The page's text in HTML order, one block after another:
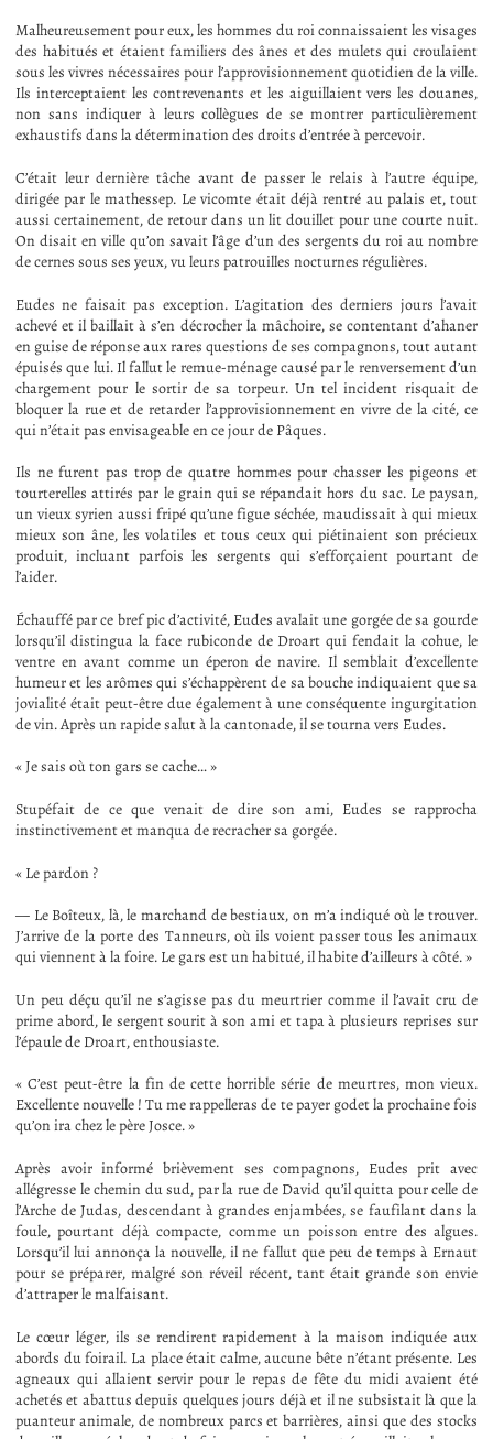
Malheureusement pour eux, les hommes du roi connaissaient les visages
des habitués et étaient familiers des ânes et des mulets qui croulaient
sous les vivres nécessaires pour l’approvisionnement quotidien de la ville.
Ils interceptaient les contrevenants et les aiguillaient vers les douanes,
non sans indiquer à leurs collègues de se montrer particulièrement
exhaustifs dans la détermination des droits d’entrée à percevoir.
C’était leur dernière tâche avant de passer le relais à l’autre équipe,
dirigée par le mathessep. Le vicomte était déjà rentré au palais et, tout
aussi certainement, de retour dans un lit douillet pour une courte nuit.
On disait en ville qu’on savait l’âge d’un des sergents du roi au nombre
de cernes sous ses yeux, vu leurs patrouilles nocturnes régulières.
Eudes ne faisait pas exception. L’agitation des derniers jours l’avait
achevé et il baillait à s’en décrocher la mâchoire, se contentant d’ahaner
en guise de réponse aux rares questions de ses compagnons, tout autant
épuisés que lui. Il fallut le remue-ménage causé par le renversement d’un
chargement pour le sortir de sa torpeur. Un tel incident risquait de
bloquer la rue et de retarder l’approvisionnement en vivre de la cité, ce
qui n’était pas envisageable en ce jour de Pâques.
Ils ne furent pas trop de quatre hommes pour chasser les pigeons et
tourterelles attirés par le grain qui se répandait hors du sac. Le paysan,
un vieux syrien aussi fripé qu’une figue séchée, maudissait à qui mieux
mieux son âne, les volatiles et tous ceux qui piétinaient son précieux
produit, incluant parfois les sergents qui s’efforçaient pourtant de
l’aider.
Échauffé par ce bref pic d’activité, Eudes avalait une gorgée de sa gourde
lorsqu’il distingua la face rubiconde de Droart qui fendait la cohue, le
ventre en avant comme un éperon de navire. Il semblait d’excellente
humeur et les arômes qui s’échappèrent de sa bouche indiquaient que sa
jovialité était peut-être due également à une conséquente ingurgitation
de vin. Après un rapide salut à la cantonade, il se tourna vers Eudes.
« Je sais où ton gars se cache… »
Stupéfait de ce que venait de dire son ami, Eudes se rapprocha
instinctivement et manqua de recracher sa gorgée.
« Le pardon ?
— Le Boîteux, là, le marchand de bestiaux, on m’a indiqué où le trouver.
J’arrive de la porte des Tanneurs, où ils voient passer tous les animaux
qui viennent à la foire. Le gars est un habitué, il habite d’ailleurs à côté. »
Un peu déçu qu’il ne s’agisse pas du meurtrier comme il l’avait cru de
prime abord, le sergent sourit à son ami et tapa à plusieurs reprises sur
l’épaule de Droart, enthousiaste.
« C’est peut-être la fin de cette horrible série de meurtres, mon vieux.
Excellente nouvelle ! Tu me rappelleras de te payer godet la prochaine fois
qu’on ira chez le père Josce. »
Après avoir informé brièvement ses compagnons, Eudes prit avec
allégresse le chemin du sud, par la rue de David qu’il quitta pour celle de
l’Arche de Judas, descendant à grandes enjambées, se faufilant dans la
foule, pourtant déjà compacte, comme un poisson entre des algues.
Lorsqu’il lui annonça la nouvelle, il ne fallut que peu de temps à Ernaut
pour se préparer, malgré son réveil récent, tant était grande son envie
d’attraper le malfaisant.
Le cœur léger, ils se rendirent rapidement à la maison indiquée aux
abords du foirail. La place était calme, aucune bête n’étant présente. Les
agneaux qui allaient servir pour le repas de fête du midi avaient été
achetés et abattus depuis quelques jours déjà et il ne subsistait là que la
puanteur animale, de nombreux parcs et barrières, ainsi que des stocks